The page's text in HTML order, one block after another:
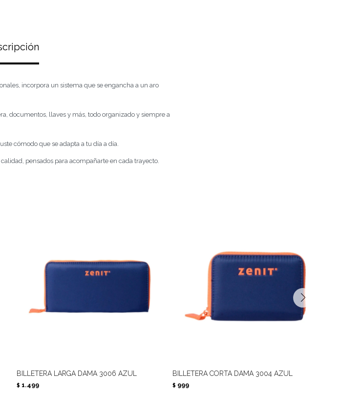
incorpora un sistema que se engancha a un aro
documentos, llaves y más, todo organizado y siempre a
cómodo que se adapta a tu día a día.
pensados para acompañarte en cada trayecto.
BILLETERA LARGA DAMA 3006 AZUL
$ 1.499
BILLETERA CORTA DAMA 3004 AZUL
$ 999